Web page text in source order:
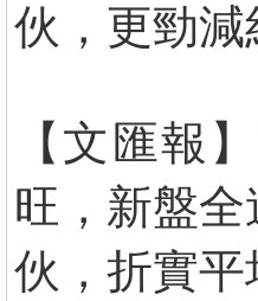
伙，更勁減
【文匯報
旺，新盤
伙，折實